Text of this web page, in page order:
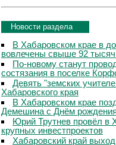
Новости раздела
В Хабаровском крае в
вовлечены свыше 92 тысяч
По-новому станут
состязания в поселке
Девять "земских
Хабаровского края
В Хабаровском крае
Демешина с Днём
Юрий Трутнев провёл в
крупных инвестпроектов
Хабаровский край